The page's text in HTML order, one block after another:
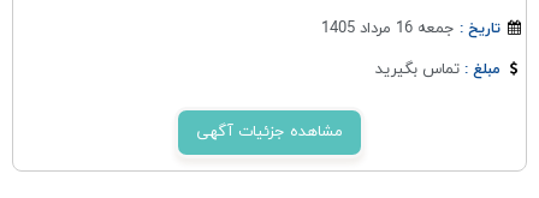
تاریخ : جمعه 16 مرداد 1405
مبلغ :تماس بگیرید
مشاهده جزئیات آگهی